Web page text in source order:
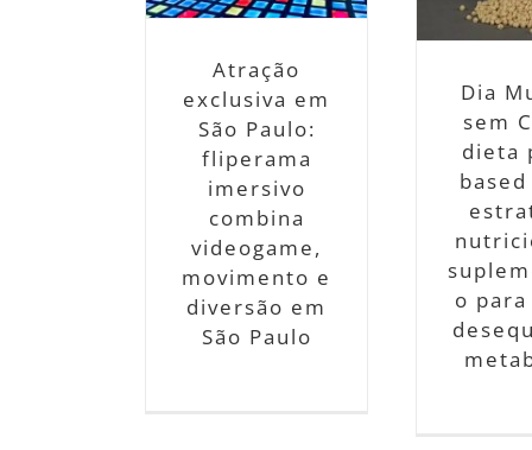
Atração
exclusiva em
São Paulo:
fliperama
imersivo
combina
videogame,
movimento e
diversão em
São Paulo
Notícias
Dia
sem
dieta
o